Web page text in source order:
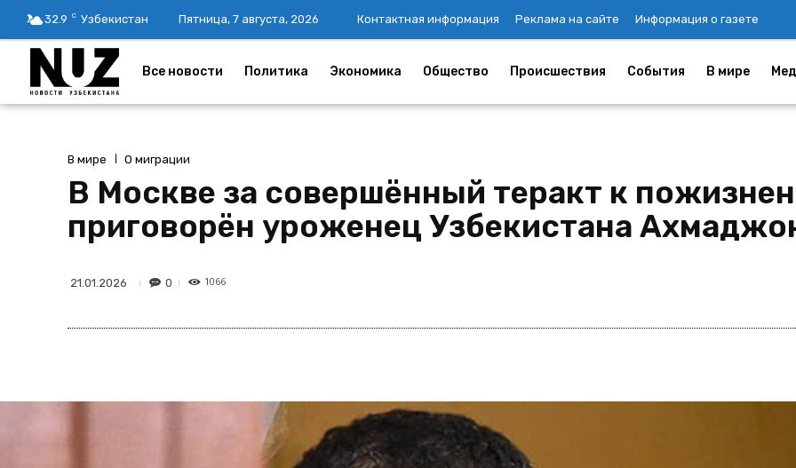
32.9 C Узбекистан Пятница, 7 августа, 2026 Контактная информация Реклама на сайте Информация о газете
Все новости Политика Экономика Общество Происшествия События В мире
В мире О миграции
В Москве за совершённый теракт к
приговорён уроженец Узбекистана
21.01.2026 0 1066